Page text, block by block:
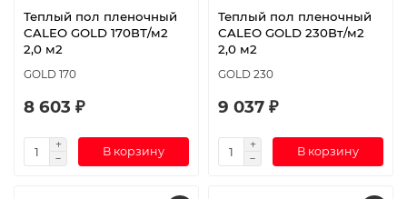
Теплый пол пленочный
CALEO GOLD 170ВТ/м2
2,0 м2
GOLD 170
8 603 ₽
В корзину
Теплый пол пленочный
CALEO GOLD 230Вт/м2
2,0 м2
GOLD 230
9 037 ₽
В корзину